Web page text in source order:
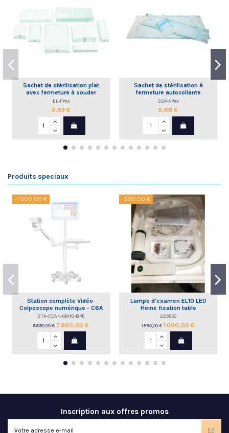
Sachet de stérilisation plat
avec fermeture à souder
EL-FPxx
3,63 €
Sachet de stérilisation à
fermeture autocollante
SDP-APxx
5,68 €
Produits speciaux
-1 000,00 €
Station complète Vidéo-
Colposcope numérique - C6A
HD EDAN
STA-EDAN-C6HD-BPE
8 890,00 € 7 890,00 €
-500,00 €
Lampe d'examen EL10 LED
Heine fixation table
225850
1 590,00 € 1 090,00 €
Inscription aux offres promos